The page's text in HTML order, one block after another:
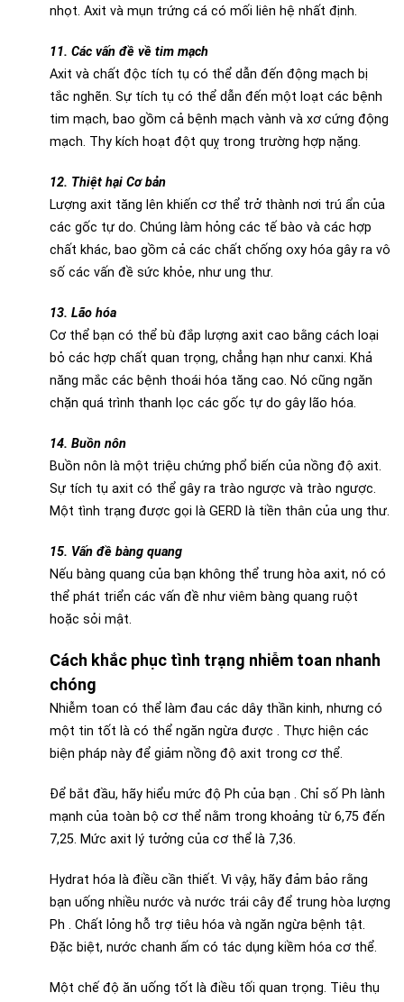
nhọt. Axit và mụn trứng cá có mối liên hệ nhất định.
11. Các vấn đề về tim mạch
Axit và chất độc tích tụ có thể dẫn đến động mạch bị
tắc nghẽn. Sự tích tụ có thể dẫn đến một loạt các bệnh
tim mạch, bao gồm cả bệnh mạch vành và xơ cứng động
mạch. Thy kích hoạt đột quỵ trong trường hợp nặng.
12. Thiệt hại Cơ bản
Lượng axit tăng lên khiến cơ thể trở thành nơi trú ẩn của
các gốc tự do. Chúng làm hỏng các tế bào và các hợp
chất khác, bao gồm cả các chất chống oxy hóa gây ra vô
số các vấn đề sức khỏe, như ung thư.
13. Lão hóa
Cơ thể bạn có thể bù đắp lượng axit cao bằng cách loại
bỏ các hợp chất quan trọng, chẳng hạn như canxi. Khả
năng mắc các bệnh thoái hóa tăng cao. Nó cũng ngăn
chặn quá trình thanh lọc các gốc tự do gây lão hóa.
14. Buồn nôn
Buồn nôn là một triệu chứng phổ biến của nồng độ axit.
Sự tích tụ axit có thể gây ra trào ngược và trào ngược.
Một tình trạng được gọi là GERD là tiền thân của ung thư.
15. Vấn đề bàng quang
Nếu bàng quang của bạn không thể trung hòa axit, nó có
thể phát triển các vấn đề như viêm bàng quang ruột
hoặc sỏi mật.
Cách khắc phục tình trạng nhiễm toan nhanh
chóng
Nhiễm toan có thể làm đau các dây thần kinh, nhưng có
một tin tốt là có thể ngăn ngừa được . Thực hiện các
biện pháp này để giảm nồng độ axit trong cơ thể.
Để bắt đầu, hãy hiểu mức độ Ph của bạn . Chỉ số Ph lành
mạnh của toàn bộ cơ thể nằm trong khoảng từ 6,75 đến
7,25. Mức axit lý tưởng của cơ thể là 7,36.
Hydrat hóa là điều cần thiết. Vì vậy, hãy đảm bảo rằng
bạn uống nhiều nước và nước trái cây để trung hòa lượng
Ph . Chất lỏng hỗ trợ tiêu hóa và ngăn ngừa bệnh tật.
Đặc biệt, nước chanh ấm có tác dụng kiềm hóa cơ thể.
Một chế độ ăn uống tốt là điều tối quan trọng. Tiêu thụ